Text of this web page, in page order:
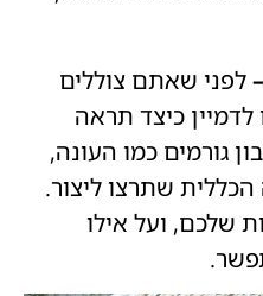
לפני שאתם צוללים
כיצד תראה
גורמים כמו העונה,
שתרצו ליצור.
שלכם, ועל אילו